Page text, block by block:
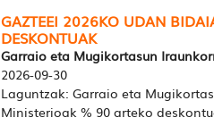
GAZTEEI 2026KO UDAN
DESKONTUAK
Garraio eta Mugikortasun
2026-09-30
Laguntzak: Garraio eta
Ministerioak % 90 arteko